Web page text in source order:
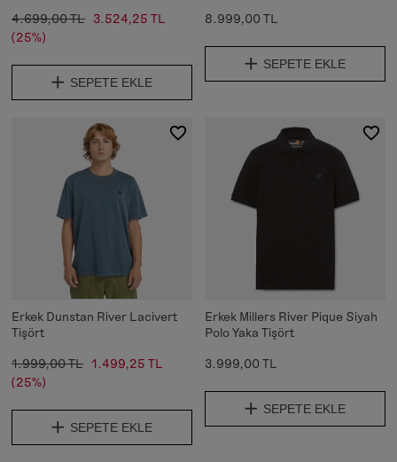
4.699,00 TL 3.524,25 TL
(25%)
SEPETE EKLE
8.999,00 TL
SEPETE EKLE
Erkek Dunstan River Lacivert
Tişört
1.999,00 TL 1.499,25 TL
(25%)
SEPETE EKLE
Erkek Millers River Pique Siyah
Polo Yaka Tişört
3.999,00 TL
SEPETE EKLE